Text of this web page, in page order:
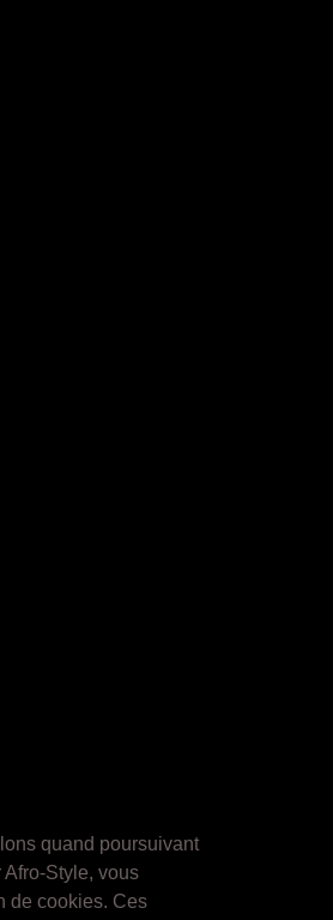
quand poursuivant
Style, vous
de cookies. Ces